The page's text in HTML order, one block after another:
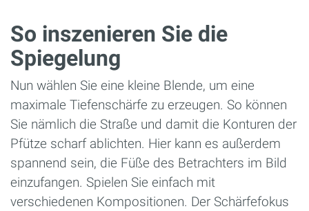
So inszenieren Sie die
Spiegelung
Nun wählen Sie eine kleine Blende, um eine
maximale Tiefenschärfe zu erzeugen. So können
Sie nämlich die Straße und damit die Konturen der
Pfütze scharf ablichten. Hier kann es außerdem
spannend sein, die Füße des Betrachters im Bild
einzufangen. Spielen Sie einfach mit
verschiedenen Kompositionen. Der Schärfefokus